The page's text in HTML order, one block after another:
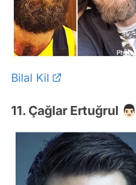
Bilal Kil
11. Çağlar Ertuğrul 👨🏻